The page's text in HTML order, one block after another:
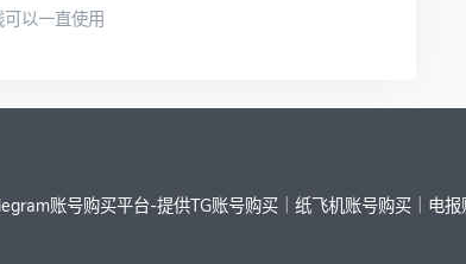
以一直使用
账号购买平台-提供TG账号购买｜纸飞机账号购买｜电报